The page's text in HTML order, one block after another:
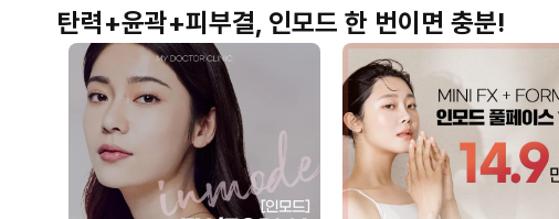
체형
탄력+윤곽+피부결, 인모드 한 번이면 충분!